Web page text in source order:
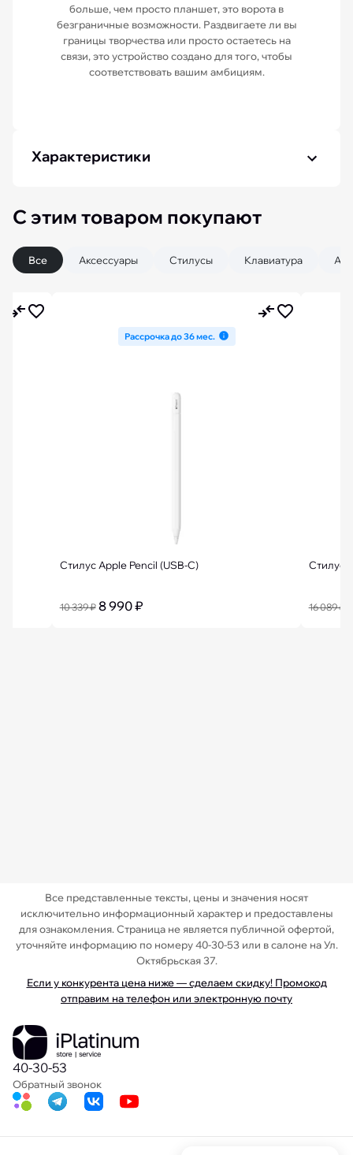
больше, чем просто планшет, это ворота в
безграничные возможности. Раздвигаете ли вы
границы творчества или просто остаетесь на
связи, это устройство создано для того, чтобы
соответствовать вашим амбициям.
Характеристики
С этим товаром покупают
Все Аксессуары Стилусы Клавиатура
Рассрочка до 36 мес.
Стилус Apple Pencil (USB-C)
10 339 ₽ 8 990 ₽
Стилус
16 089 ₽
Все представленные тексты, цены и значения носят
исключительно информационный характер и предоставлены
для ознакомления. Страница не является публичной офертой,
уточняйте информацию по номеру 40-30-53 или в салоне на Ул.
Октябрьская 37.
Если у конкурента цена ниже — сделаем скидку! Промокод
отправим на телефон или электронную почту
40-30-53
Обратный звонок